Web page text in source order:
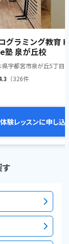
グラミング教育
塾 泉が丘校
県宇都宮市泉が丘5丁目
（326件
体験レッスンに申し込